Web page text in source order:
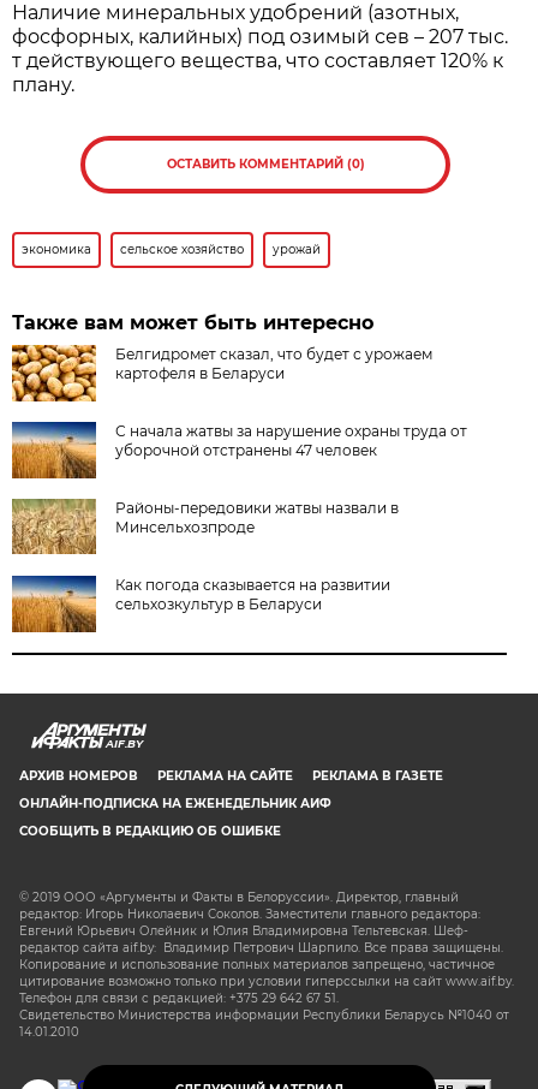
Наличие минеральных удобрений (азотных,
фосфорных, калийных) под озимый сев – 207 тыс.
т действующего вещества, что составляет 120% к
плану.
ОСТАВИТЬ КОММЕНТАРИЙ (0)
экономика сельское хозяйство урожай
Также вам может быть интересно
Белгидромет сказал, что будет с урожаем
картофеля в Беларуси
С начала жатвы за нарушение охраны труда от
уборочной отстранены 47 человек
Районы-передовики жатвы назвали в
Минсельхозпроде
Как погода сказывается на развитии
сельхозкультур в Беларуси
AIF.BY
АРХИВ НОМЕРОВ РЕКЛАМА НА САЙТЕ
РЕКЛАМА В ГАЗЕТЕ
ОНЛАЙН-ПОДПИСКА НА ЕЖЕНЕДЕЛЬНИК АИФ
СООБЩИТЬ В РЕДАКЦИЮ ОБ ОШИБКЕ
© 2019 ООО «Аргументы и Факты в Белоруссии». Директор, главный
редактор: Игорь Николаевич Соколов. Заместители главного редактора:
Евгений Юрьевич Олейник и Юлия Владимировна Тельтевская. Шеф-
редактор сайта aif.by: Владимир Петрович Шарпило. Все права защищены.
Копирование и использование полных материалов запрещено, частичное
цитирование возможно только при условии гиперссылки на сайт www.aif.by.
Телефон для связи с редакцией: +375 29 642 67 51.
Свидетельство Министерства информации Республики Беларусь №1040 от
14.01.2010